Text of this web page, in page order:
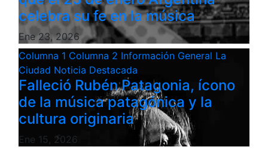
celebra su fe en la música
Ene 23, 2026
Columna 1 Columna 2 Información General La
Ciudad Noticia Destacada
Falleció Rubén Patagonia, ícono
de la música patagónica y la
cultura originaria
Ene 15, 2026